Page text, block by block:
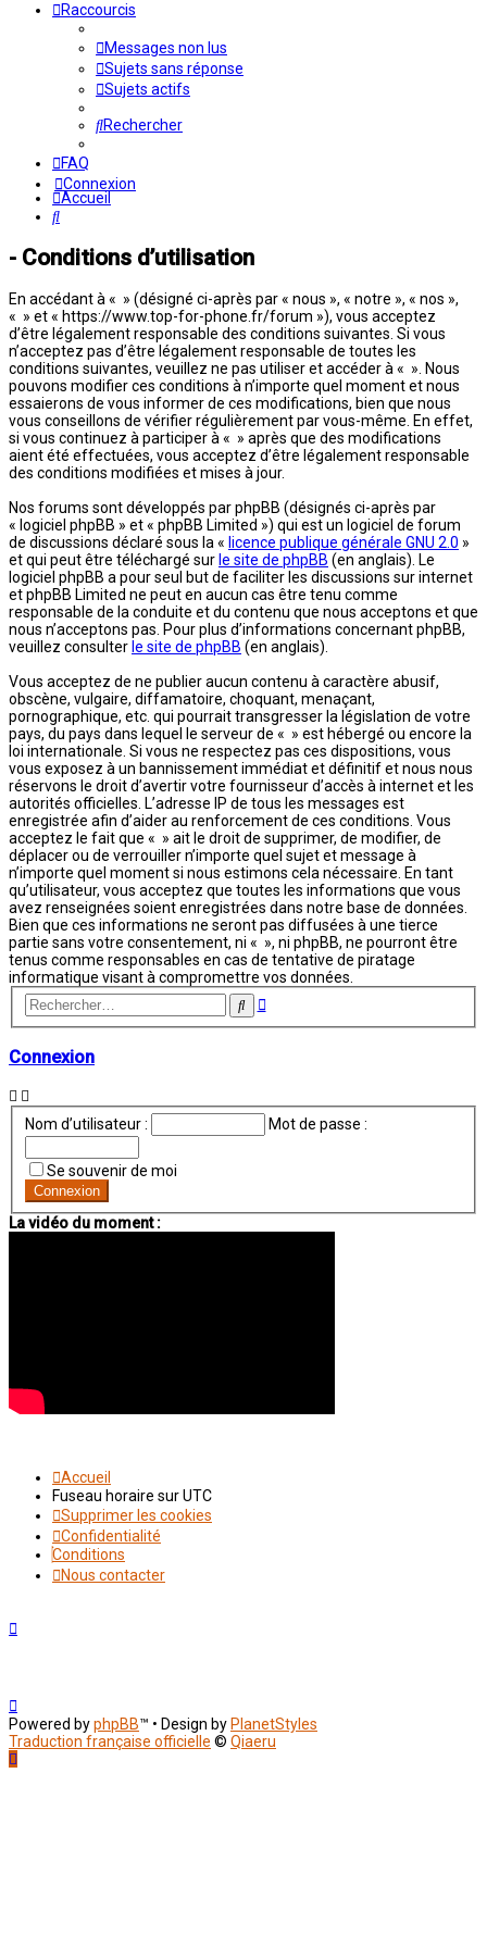
Raccourcis
Messages non lus
Sujets sans réponse
Sujets actifs
Rechercher
FAQ
Connexion
Accueil
Rechercher
- Conditions d’utilisation
En accédant à « » (désigné ci-après par « nous », « notre », « nos »,
« » et « https://www.top-for-phone.fr/forum »), vous acceptez
d’être légalement responsable des conditions suivantes. Si vous
n’acceptez pas d’être légalement responsable de toutes les
conditions suivantes, veuillez ne pas utiliser et accéder à « ». Nous
pouvons modifier ces conditions à n’importe quel moment et nous
essaierons de vous informer de ces modifications, bien que nous
vous conseillons de vérifier régulièrement par vous-même. En effet,
si vous continuez à participer à « » après que des modifications
aient été effectuées, vous acceptez d’être légalement responsable
des conditions modifiées et mises à jour.
Nos forums sont développés par phpBB (désignés ci-après par
« logiciel phpBB » et « phpBB Limited ») qui est un logiciel de forum
de discussions déclaré sous la « licence publique générale GNU 2.0 »
et qui peut être téléchargé sur le site de phpBB (en anglais). Le
logiciel phpBB a pour seul but de faciliter les discussions sur internet
et phpBB Limited ne peut en aucun cas être tenu comme
responsable de la conduite et du contenu que nous acceptons et que
nous n’acceptons pas. Pour plus d’informations concernant phpBB,
veuillez consulter le site de phpBB (en anglais).
Vous acceptez de ne publier aucun contenu à caractère abusif,
obscène, vulgaire, diffamatoire, choquant, menaçant,
pornographique, etc. qui pourrait transgresser la législation de votre
pays, du pays dans lequel le serveur de « » est hébergé ou encore la
loi internationale. Si vous ne respectez pas ces dispositions, vous
vous exposez à un bannissement immédiat et définitif et nous nous
réservons le droit d’avertir votre fournisseur d’accès à internet et les
autorités officielles. L’adresse IP de tous les messages est
enregistrée afin d’aider au renforcement de ces conditions. Vous
acceptez le fait que « » ait le droit de supprimer, de modifier, de
déplacer ou de verrouiller n’importe quel sujet et message à
n’importe quel moment si nous estimons cela nécessaire. En tant
qu’utilisateur, vous acceptez que toutes les informations que vous
avez renseignées soient enregistrées dans notre base de données.
Bien que ces informations ne seront pas diffusées à une tierce
partie sans votre consentement, ni « », ni phpBB, ne pourront être
tenus comme responsables en cas de tentative de piratage
informatique visant à compromettre vos données.
Rechercher
Recherche
Connexion
Nom d’utilisateur : Mot de passe :
Se souvenir de moi
La vidéo du moment :
Accueil
Fuseau horaire surUTC
Supprimer les cookies
Confidentialité
Conditions
Nous contacter
Powered byphpBB™ • Design by PlanetStyles
Traduction française officielle © Qiaeru